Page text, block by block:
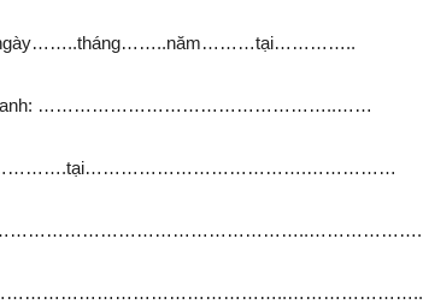
ngày……..tháng……..năm………tại…………..
doanh: …………………………………………..……